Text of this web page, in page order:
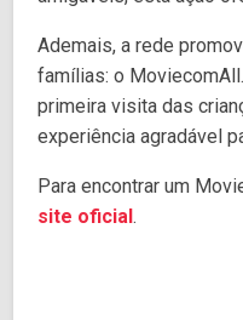
Ademais, a rede
famílias: o
primeira visita das
experiência agradável
Para encontrar um
site oficial.